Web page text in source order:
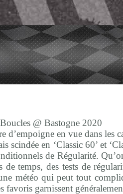
@ Bastogne 2020
d’empoigne en vue dans les
scindée en ‘Classic 60’ et
de Régularité.
de temps, des tests de
météo qui peut tout
favoris garnissent